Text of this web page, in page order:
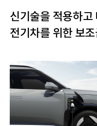
신기술을 적용하고
전기차를 위한 보